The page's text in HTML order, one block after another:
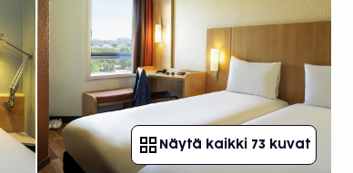
Näytä kaikki 73 kuvat